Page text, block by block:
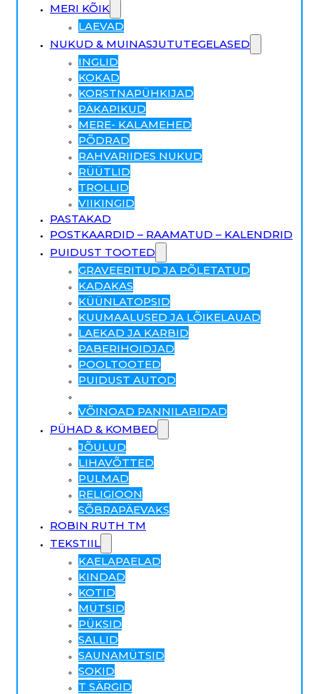
MERI KÕIK
LAEVAD
NUKUD & MUINASJUTUTEGELASED
INGLID
KOKAD
KORSTNAPÜHKIJAD
PÄKAPIKUD
MERE- KALAMEHED
PÕDRAD
RAHVARIIDES NUKUD
RÜÜTLID
TROLLID
VIIKINGID
PASTAKAD
POSTKAARDID – RAAMATUD – KALENDRID
PUIDUST TOOTED
GRAVEERITUD JA PÕLETATUD
KADAKAS
KÜÜNLATOPSID
KUUMAALUSED JA LÕIKELAUAD
LAEKAD JA KARBID
PABERIHOIDJAD
POOLTOOTED
PUIDUST AUTOD
VÕINOAD PANNILABIDAD
PÜHAD & KOMBED
JÕULUD
LIHAVÕTTED
PULMAD
RELIGIOON
SÕBRAPÄEVAKS
ROBIN RUTH TM
TEKSTIIL
KAELAPAELAD
KINDAD
KOTID
MÜTSID
PÜKSID
SALLID
SAUNAMÜTSID
SOKID
T SÄRGID